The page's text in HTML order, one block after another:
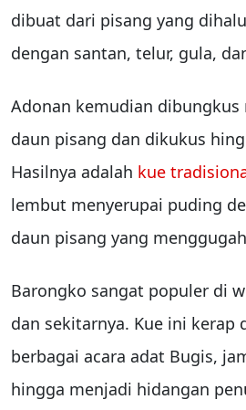
dibuat dari pisang yang
dengan santan, telur, gula,
Adonan kemudian dibungkus
daun pisang dan dikukus
Hasilnya adalah kue
lembut menyerupai puding
daun pisang yang
Barongko sangat populer di
dan sekitarnya. Kue ini kerap
berbagai acara adat Bugis,
hingga menjadi hidangan